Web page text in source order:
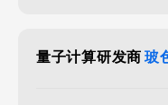
量子计算研发商 玻